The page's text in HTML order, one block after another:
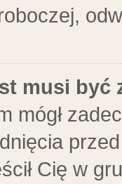
musi być
mógł
Cię w